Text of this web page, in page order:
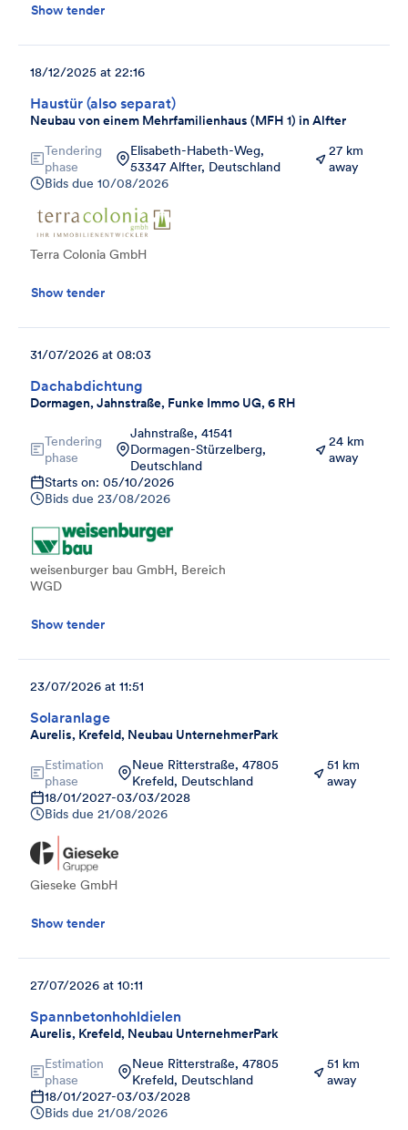
Show tender
Haustür (also separat)
Neubau von einem Mehrfamilienhaus (MFH 1) in Alfter
18/12/2025 at 22:16
Tendering
phase
Elisabeth-Habeth-Weg,
53347 Alfter, Deutschland
27 km
away
Bids due 10/08/2026
Terra Colonia GmbH
Show tender
Dachabdichtung
Dormagen, Jahnstraße, Funke Immo UG, 6 RH
31/07/2026 at 08:03
Tendering
phase
Jahnstraße, 41541
Dormagen-Stürzelberg,
Deutschland
24 km
away
Starts on: 05/10/2026
Bids due 23/08/2026
weisenburger bau GmbH, Bereich
WGD
Show tender
Solaranlage
Aurelis, Krefeld, Neubau UnternehmerPark
23/07/2026 at 11:51
Estimation
phase
Neue Ritterstraße, 47805
Krefeld, Deutschland
51 km
away
18/01/2027-03/03/2028
Bids due 21/08/2026
Gieseke GmbH
Show tender
Spannbetonhohldielen
Aurelis, Krefeld, Neubau UnternehmerPark
27/07/2026 at 10:11
Estimation
phase
Neue Ritterstraße, 47805
Krefeld, Deutschland
51 km
away
18/01/2027-03/03/2028
Bids due 21/08/2026